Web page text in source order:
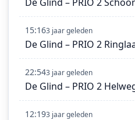
15:163 jaar geleden
De Glind – PRIO 2
22:543 jaar geleden
De Glind – PRIO 2
12:193 jaar geleden